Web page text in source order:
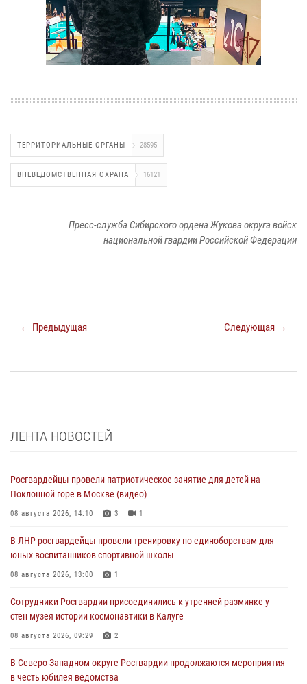
ТЕРРИТОРИАЛЬНЫЕ ОРГАНЫ 28595
ВНЕВЕДОМСТВЕННАЯ ОХРАНА 16121
Пресс-служба Сибирского ордена Жукова округа войск
национальной гвардии Российской Федерации
← Предыдущая Следующая →
ЛЕНТА НОВОСТЕЙ
Росгвардейцы провели патриотическое занятие для детей на
Поклонной горе в Москве (видео)
08 августа 2026, 14:10 3 1
В ЛНР росгвардейцы провели тренировку по единоборствам для
юных воспитанников спортивной школы
08 августа 2026, 13:00 1
Сотрудники Росгвардии присоединились к утренней разминке у
стен музея истории космонавтики в Калуге
08 августа 2026, 09:29 2
В Северо-Западном округе Росгвардии продолжаются мероприятия
в честь юбилея ведомства